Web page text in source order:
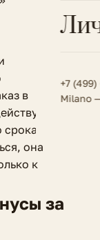
Весь
+7
Milano
в
в
срока
она
к
за